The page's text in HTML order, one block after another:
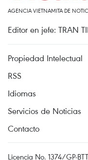
AGENCIA VIETNAMITA DE
Editor en jefe: TRAN
Propiedad Intelectual
RSS
Idiomas
Servicios de Noticias
Contacto
Licencia No. 1374/GP-